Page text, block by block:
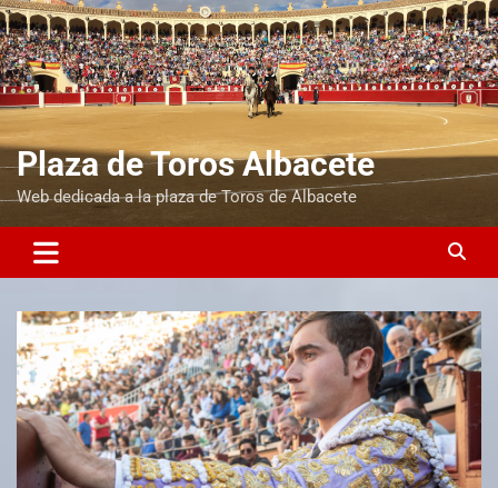
Plaza de Toros Albacete
Web dedicada a la plaza de Toros de Albacete